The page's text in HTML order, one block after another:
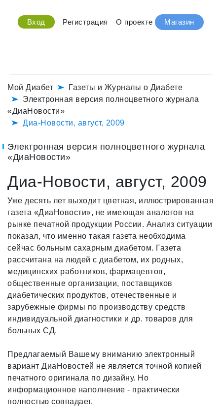
Вход Регистрация О проекте Магазин
Мой Диабет
Газеты и Журналы о Диабете
Электронная версия полноцветного журнала
«ДиаНовости»
Диа-Новости, август, 2009
Электронная версия полноцветного журнала
«ДиаНовости»
Диа-Новости, август, 2009
Уже десять лет выходит цветная, иллюстрированная
газета «ДиаНовости», не имеющая аналогов на
рынке печатной продукции России. Анализ ситуации
показал, что именно такая газета необходима
сейчас больным сахарным диабетом. Газета
рассчитана на людей с диабетом, их родных,
медицинских работников, фармацевтов,
общественные организации, поставщиков
диабетических продуктов, отечественные и
зарубежные фирмы по производству средств
индивидуальной диагностики и др. товаров для
больных СД.
Предлагаемый Вашему вниманию электронный
вариант ДиаНовостей не является точной копией
печатного оригинала по дизайну. Но
информационное наполнение - практически
полностью совпадает.